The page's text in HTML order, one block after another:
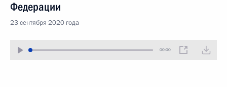
Федерации
23 сентября 2020 года
00:00